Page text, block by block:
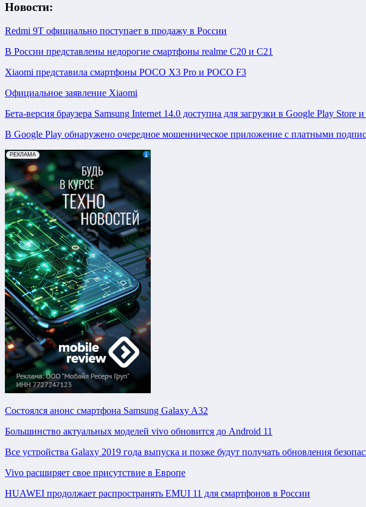
Новости:
Redmi 9T официально поступает в продажу в России
В России представлены недорогие смартфоны realme C20 и C21
Xiaomi представила смартфоны POCO X3 Pro и POCO F3
Официальное заявление Xiaomi
Бета-версия браузера Samsung Internet 14.0 доступна для загрузки в Google Play Store
В Google Play обнаружено очередное мошенническое приложение с платными
Состоялся анонс смартфона Samsung Galaxy A32
Большинство актуальных моделей vivo обновится до Android 11
Все устройства Galaxy 2019 года выпуска и позже будут получать обновления
Vivo расширяет свое присутствие в Европе
HUAWEI продолжает распространять EMUI 11 для смартфонов в России